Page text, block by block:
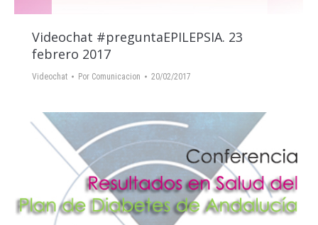
Videochat #preguntaEPILEPSIA. 23
febrero 2017
Videochat Por Comunicacion 20/02/2017